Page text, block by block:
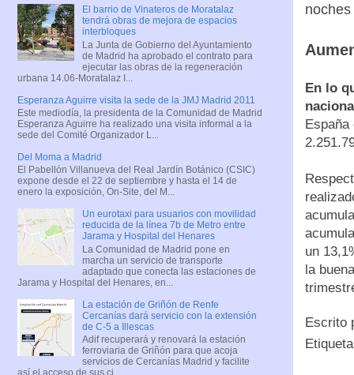
En lo
un
la
Escrito
El barrio de Vinateros de Moratalaz
tendrá obras de mejora de espacios
interbloques
La Junta de Gobierno del Ayuntamiento
de Madrid ha aprobado el contrato para
ejecutar las obras de la regeneración
urbana 14.06-Moratalaz I...
Esperanza Aguirre visita la sede de la JMJ Madrid 2011
Este mediodía, la presidenta de la Comunidad de Madrid
Esperanza Aguirre ha realizado una visita informal a la
sede del Comité Organizador L...
Del Moma a Madrid
El Pabellón Villanueva del Real Jardín Botánico (CSIC)
expone desde el 22 de septiembre y hasta el 14 de
enero la exposición, On-Site, del M...
Un eurotaxi para usuarios con movilidad
reducida de la línea 7b de Metro entre
Jarama y Hospital del Henares
La Comunidad de Madrid pone en
marcha un servicio de transporte
adaptado que conecta las estaciones de
Jarama y Hospital del Henares, en...
La estación de Griñón de Renfe
Cercanías dará servicio con la extensión
de C-5 a Illescas
Adif recuperará y renovará la estación
ferroviaria de Griñón para que acoja
servicios de Cercanías Madrid y facilite
así el acceso de sus ci...